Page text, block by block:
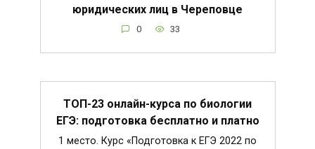
юридических лиц в Череповце
0 33
ТОП-23 онлайн-курса по биологии
ЕГЭ: подготовка бесплатно и платно
1 место. Курс «Подготовка к ЕГЭ 2022 по